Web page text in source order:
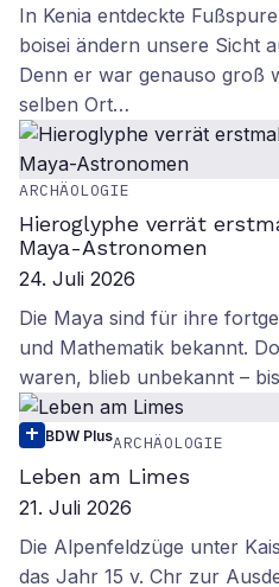
In Kenia entdeckte
boisei ändern unsere Sicht
Denn er war genauso groß
selben Ort…
ARCHÄOLOGIE
Hieroglyphe verrät
Maya-Astronomen
24. Juli 2026
Die Maya sind für ihre
und Mathematik bekannt.
waren, blieb unbekannt –
BDW PlusARCHÄOLOGIE
Leben am Limes
21. Juli 2026
Die Alpenfeldzüge unter
das Jahr 15 v. Chr zur